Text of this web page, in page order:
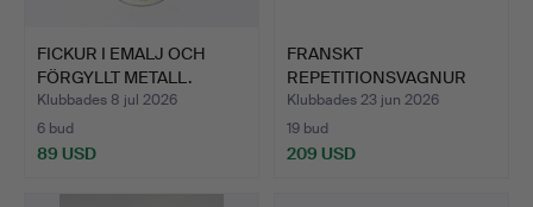
FICKUR I EMALJ OCH
FÖRGYLLT METALL.
Klubbades 8 jul 2026
6 bud
89 USD
FRANSKT
REPETITIONSVAGNUR
FRÅN SENT 1800-T…
Klubbades 23 jun 2026
19 bud
209 USD